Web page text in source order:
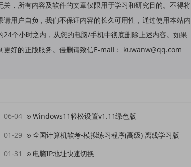
，所有内容及软件的文章仅限用于学习和研究目的。不得将
用户自负，我们不保证内容的长久可用性，通过使用本站内
个小时之内，从您的电脑/手机中彻底删除上述内容。如果
更好的正版服务。侵删请致信E-mail： kuwanw@qq.com
06-04 Windows11轻松设置v1.11绿色版
01-29 全国计算机软考-模拟练习程序(高级) 离线学习版
01-31 电脑IP地址快速切换